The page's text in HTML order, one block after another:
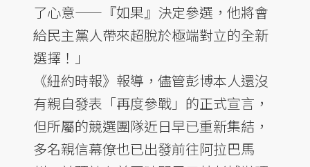
了心意——『如果』決定參選，他將會
給民主黨人帶來超脫於極端對立的全新
選擇！」
《紐約時報》報導，儘管彭博本人還沒
有親自發表「再度參戰」的正式宣言，
但所屬的競選團隊近日早已重新集結，
多名親信幕僚也已出發前往阿拉巴馬